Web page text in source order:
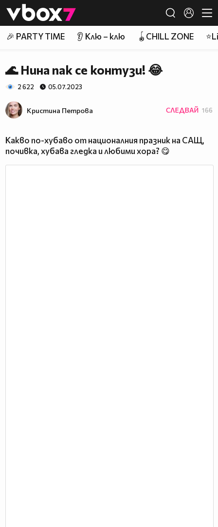
👾
🎉 PARTY TIME 👂 Клю – клю 🪀CHILL ZONE
🌊 Нина пак се контузи! 😂
2 622 05.07.2023
Кристина Петрова СЛЕДВАЙ 166
Какво по-хубаво от националния празник на САЩ,
почивка, хубава гледка и любими хора? 😋